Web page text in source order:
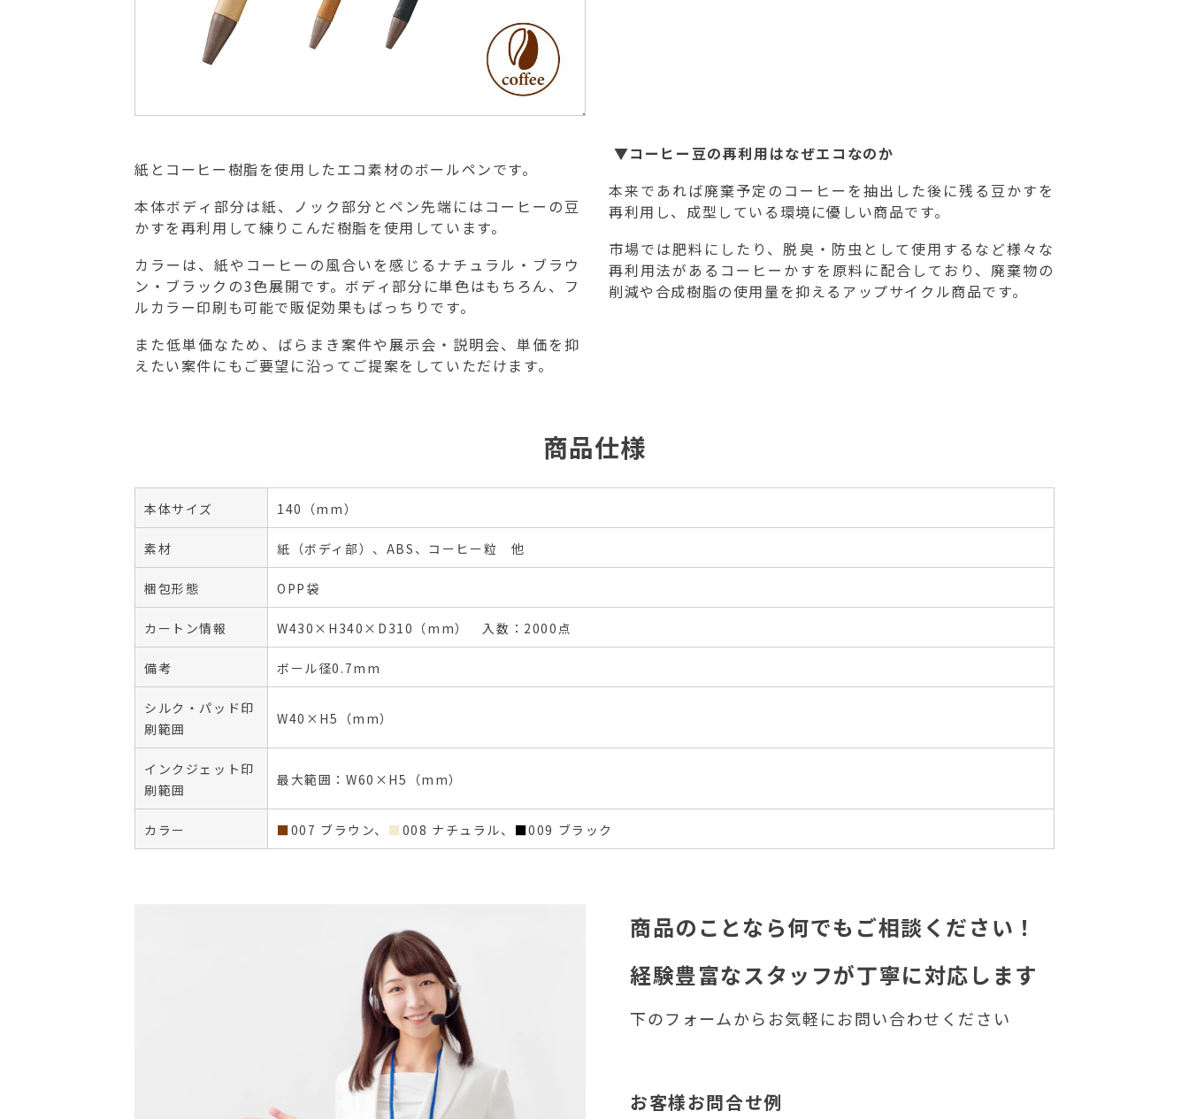
紙とコーヒー樹脂を使用したエコ素材のボールペンです。
本体ボディ部分は紙、ノック部分とペン先端にはコーヒーの豆
かすを再利用して練りこんだ樹脂を使用しています。
カラーは、紙やコーヒーの風合いを感じるナチュラル・ブラウ
ン・ブラックの3色展開です。ボディ部分に単色はもちろん、フ
ルカラー印刷も可能で販促効果もばっちりです。
また低単価なため、ばらまき案件や展示会・説明会、単価を抑
えたい案件にもご要望に沿ってご提案をしていただけます。
▼コーヒー豆の再利用はなぜエコなのか
本来であれば廃棄予定のコーヒーを抽出した後に残る豆かすを
再利用し、成型している環境に優しい商品です。
市場では肥料にしたり、脱臭・防虫として使用するなど様々な
再利用法があるコーヒーかすを原料に配合しており、廃棄物の
削減や合成樹脂の使用量を抑えるアップサイクル商品です。
商品仕様
本体サイズ 140（mm）
素材 紙（ボディ部）、ABS、コーヒー粒 他
梱包形態 OPP袋
カートン情報 W430×H340×D310（mm） 入数：2000点
備考 ボール径0.7mm
シルク・パッド印
刷範囲
W40×H5（mm）
インクジェット印
刷範囲
最大範囲：W60×H5（mm）
カラー ■007 ブラウン、 ■ 008 ナチュラル、 ■009 ブラック
商品のことなら何でもご相談ください！
経験豊富なスタッフが丁寧に対応します
下のフォームからお気軽にお問い合わせください
お客様お問合せ例